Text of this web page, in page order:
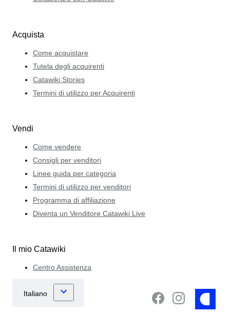
Acquista
Come acquistare
Tutela degli acquirenti
Catawiki Stories
Termini di utilizzo per Acquirenti
Vendi
Come vendere
Consigli per venditori
Linee guida per categoria
Termini di utilizzo per venditori
Programma di affiliazione
Diventa un Venditore Catawiki Live
Il mio Catawiki
Centro Assistenza